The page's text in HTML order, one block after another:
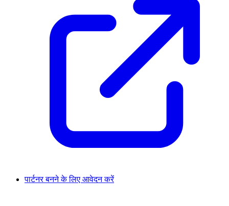
पार्टनर बनने के लिए आवेदन करें